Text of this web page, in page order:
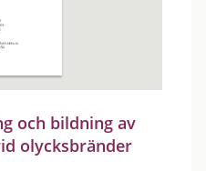
och bildning av
olycksbränder